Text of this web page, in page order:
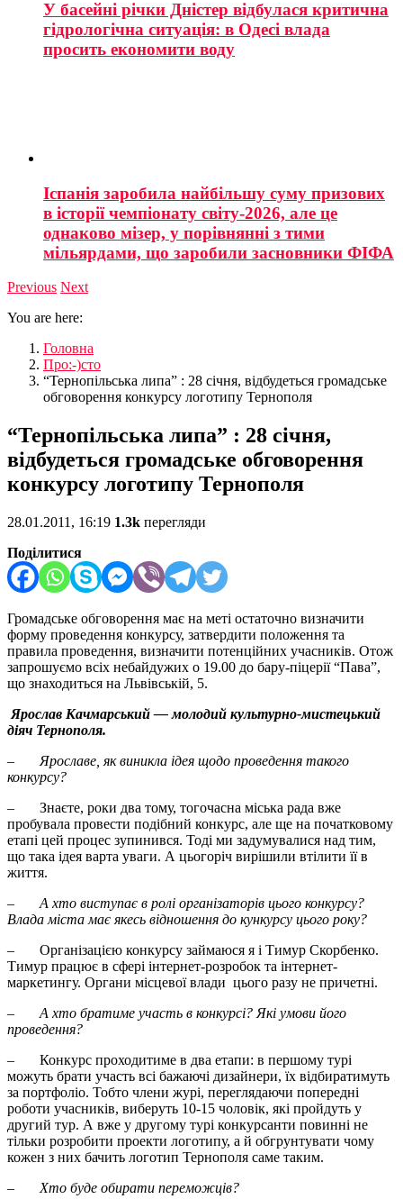
У басейні річки Дністер відбулася критична
гідрологічна ситуація: в Одесі влада
просить економити воду
Іспанія заробила найбільшу суму призових
в історії чемпіонату світу-2026, але це
однаково мізер, у порівнянні з тими
мільярдами, що заробили засновники ФІФА
Previous Next
You are here:
Головна
Про:-)сто
“Тернопільська липа” : 28 січня, відбудеться громадське
обговорення конкурсу логотипу Тернополя
“Тернопільська липа” : 28 січня,
відбудеться громадське обговорення
конкурсу логотипу Тернополя
28.01.2011, 16:19 1.3k перегляди
Поділитися
Громадське обговорення має на меті остаточно визначити
форму проведення конкурсу, затвердити положення та
правила проведення, визначити потенційних учасників. Отож
запрошуємо всіх небайдужих о 19.00 до бару-піцерії “Пава”,
що знаходиться на Львівській, 5.
Ярослав Качмарський — молодий культурно-мистецький
діяч Тернополя.
– Ярославе, як виникла ідея щодо проведення такого
конкурсу?
– Знаєте, роки два тому, тогочасна міська рада вже
пробувала провести подібний конкурс, але ще на початковому
етапі цей процес зупинився. Тоді ми задумувалися над тим,
що така ідея варта уваги. А цьогоріч вирішили втілити її в
життя.
– А хто виступає в ролі організаторів цього конкурсу?
Влада міста має якесь відношення до кункурсу цього року?
– Організацією конкурсу займаюся я і Тимур Скорбенко.
Тимур працює в сфері інтернет-розробок та інтернет-
маркетингу. Органи місцевої влади цього разу не причетні.
– А хто братиме участь в конкурсі? Які умови його
проведення?
– Конкурс проходитиме в два етапи: в першому турі
можуть брати участь всі бажаючі дизайнери, їх відбиратимуть
за портфоліо. Тобто члени журі, переглядаючи попередні
роботи учасників, виберуть 10-15 чоловік, які пройдуть у
другий тур. А вже у другому турі конкурсанти повинні не
тільки розробити проекти логотипу, а й обгрунтувати чому
кожен з них бачить логотип Тернополя саме таким.
– Хто буде обирати переможців?